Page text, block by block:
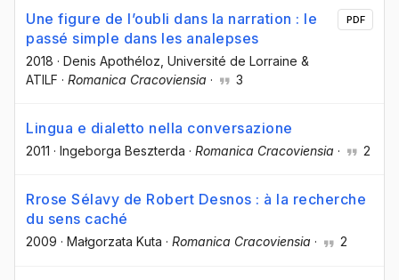
Une figure de l’oubli dans la narration : le
passé simple dans les analepses
2018 · Denis Apothéloz , Université de Lorraine &
ATILF · Romanica Cracoviensia · 3
PDF
Lingua e dialetto nella conversazione
2011 · Ingeborga Beszterda · Romanica Cracoviensia · 2
Rrose Sélavy de Robert Desnos : à la recherche
du sens caché
2009 · Małgorzata Kuta · Romanica Cracoviensia · 2